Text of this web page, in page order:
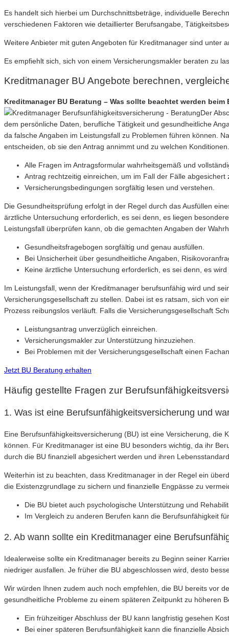
Es handelt sich hierbei um Durchschnittsbeträge, individuelle
verschiedenen Faktoren wie detaillierter Berufsangabe,
Weitere Anbieter mit guten Angeboten für Kreditmanager sind unter
Es empfiehlt sich, sich von einem Versicherungsmakler beraten zu
Kreditmanager BU Angebote berechnen,
Kreditmanager BU Beratung – Was sollte beachtet werden
Der
dem persönliche Daten, berufliche Tätigkeit und gesundheitliche
da falsche Angaben im Leistungsfall zu Problemen führen können.
entscheiden, ob sie den Antrag annimmt und zu welchen Konditionen.
Alle Fragen im Antragsformular wahrheitsgemäß und
Antrag rechtzeitig einreichen, um im Fall der Fälle abgesichert
Versicherungsbedingungen sorgfältig lesen und verstehen.
Die Gesundheitsprüfung erfolgt in der Regel durch das Ausfüllen
ärztliche Untersuchung erforderlich, es sei denn, es liegen
Leistungsfall überprüfen kann, ob die gemachten Angaben der
Gesundheitsfragebogen sorgfältig und genau ausfüllen.
Bei Unsicherheit über gesundheitliche Angaben,
Keine ärztliche Untersuchung erforderlich, es sei denn, es
Im Leistungsfall, wenn der Kreditmanager berufsunfähig wird und
Versicherungsgesellschaft zu stellen. Dabei ist es ratsam, sich von
Prozess reibungslos verläuft. Falls die Versicherungsgesellschaft
Leistungsantrag unverzüglich einreichen.
Versicherungsmakler zur Unterstützung hinzuziehen.
Bei Problemen mit der Versicherungsgesellschaft einen
Jetzt BU Beratung erhalten
Häufig gestellte Fragen zur
1. Was ist eine Berufsunfähigkeitsversicherung und
Eine Berufsunfähigkeitsversicherung (BU) ist eine Versicherung,
können. Für Kreditmanager ist eine BU besonders wichtig, da ihr
durch die BU finanziell abgesichert werden und ihren
Weiterhin ist zu beachten, dass Kreditmanager in der Regel ein
die Existenzgrundlage zu sichern und finanzielle Engpässe zu
Die BU bietet auch psychologische Unterstützung und
Im Vergleich zu anderen Berufen kann die Berufsunfähigkeit
2. Ab wann sollte ein Kreditmanager eine
Idealerweise sollte ein Kreditmanager bereits zu Beginn seiner
niedriger ausfallen. Je früher die BU abgeschlossen wird, desto
Wir würden Ihnen zudem auch noch empfehlen, die BU bereits vor
gesundheitliche Probleme zu einem späteren Zeitpunkt zu höheren
Ein frühzeitiger Abschluss der BU kann langfristig gesehen
Bei einer späteren Berufsunfähigkeit kann die finanzielle